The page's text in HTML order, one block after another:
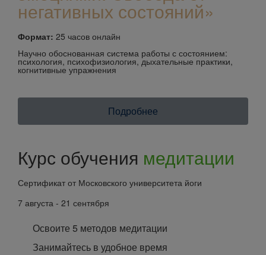
негативных состояний»
Формат: 25 часов онлайн
Научно обоснованная система работы с состоянием:
психология, психофизиология, дыхательные практики,
когнитивные упражнения
Подробнее
Курс обучения медитации
Сертификат от Московского университета йоги
7 августа - 21 сентября
Освоите 5 методов медитации
Занимайтесь в удобное время